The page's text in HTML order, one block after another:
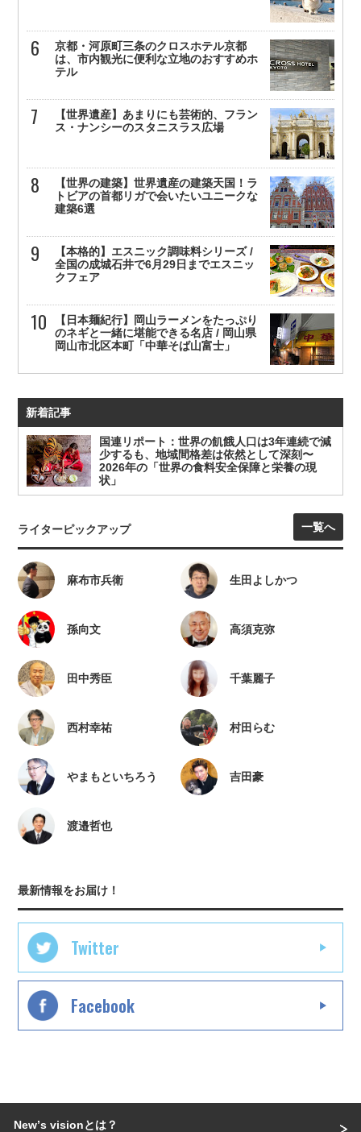
京都・河原町三条のクロスホテル京都
は、市内観光に便利な立地のおすすめホ
テル
【世界遺産】あまりにも芸術的、フラン
ス・ナンシーのスタニスラス広場
【世界の建築】世界遺産の建築天国！ラ
トビアの首都リガで会いたいユニークな
建築6選
【本格的】エスニック調味料シリーズ /
全国の成城石井で6月29日までエスニッ
クフェア
【日本麺紀行】岡山ラーメンをたっぷり
のネギと一緒に堪能できる名店 / 岡山県
岡山市北区本町「中華そば山富士」
新着記事
国連リポート：世界の飢餓人口は3年連続で減
少するも、地域間格差は依然として深刻〜
2026年の「世界の食料安全保障と栄養の現
状」
ライターピックアップ 一覧へ
麻布市兵衛 生田よしかつ
孫向文 高須克弥
田中秀臣 千葉麗子
西村幸祐 村田らむ
やまもといちろう 吉田豪
渡邉哲也
最新情報をお届け！
Twitter
Facebook
Newʼs visionとは？